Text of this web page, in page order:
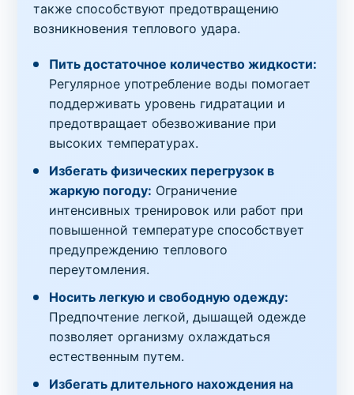
также способствуют предотвращению
возникновения теплового удара.
Пить достаточное количество жидкости:
Регулярное употребление воды помогает
поддерживать уровень гидратации и
предотвращает обезвоживание при
высоких температурах.
Избегать физических перегрузок в
жаркую погоду: Ограничение
интенсивных тренировок или работ при
повышенной температуре способствует
предупреждению теплового
переутомления.
Носить легкую и свободную одежду:
Предпочтение легкой, дышащей одежде
позволяет организму охлаждаться
естественным путем.
Избегать длительного нахождения на